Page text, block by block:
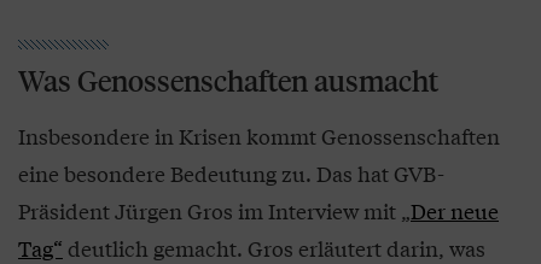
Was Genossenschaften ausmacht
Insbesondere in Krisen kommt Genossenschaften
eine besondere Bedeutung zu. Das hat GVB-
Präsident Jürgen Gros im Interview mit „Der neue
Tag“ deutlich gemacht. Gros erläutert darin, was